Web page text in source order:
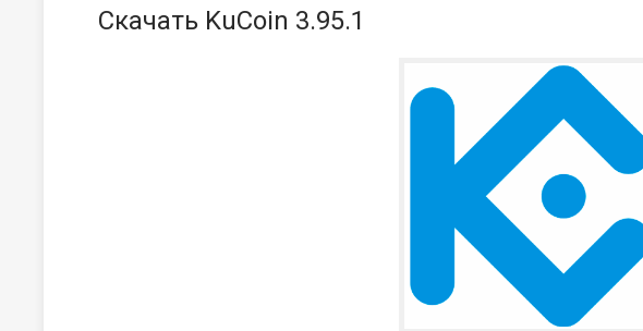
Скачать KuCoin 3.95.1